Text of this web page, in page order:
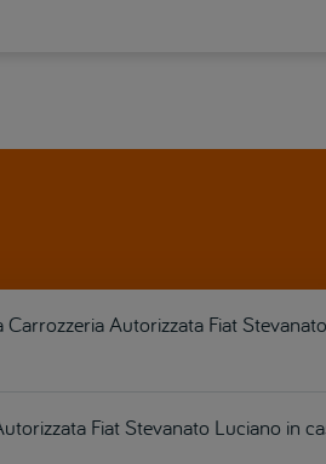
Autorizzata Fiat Stevanato
Fiat Stevanato Luciano in